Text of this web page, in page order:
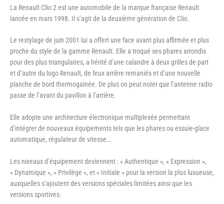
La Renault Clio 2 est une automobile de la marque française Renault
lancée en mars 1998. Il s’agit de la deuxième génération de Clio.
Le restylage de juin 2001 lui a offert une face avant plus affirmée et plus
proche du style de la gamme Renault. Elle a troqué ses phares arrondis
pour des plus triangulaires, a hérité d’une calandre à deux grilles de part
et d’autre du logo Renault, de feux arrière remaniés et d’une nouvelle
planche de bord thermogainée. De plus on peut noter que l’antenne radio
passe de l’avant du pavillon à l’arrière.
Elle adopte une architecture électronique multiplexée permettant
d’intégrer de nouveaux équipements tels que les phares ou essuie-glace
automatique, régulateur de vitesse…
Les niveaux d’équipement deviennent : « Authentique », « Expression »,
« Dynamique », « Privilège », et « Initiale » pour la version la plus luxueuse,
auxquelles s’ajoutent des versions spéciales limitées ainsi que les
versions sportives.